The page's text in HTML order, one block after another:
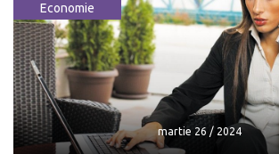
Cât va costa euro în
valutar
mai 24 / 2024
Economie
martie 26 / 2024